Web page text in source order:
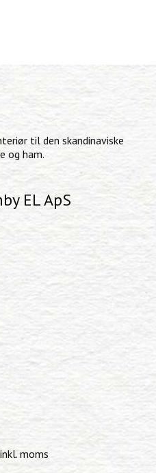
til den skandinaviske
og ham.
EL ApS
moms